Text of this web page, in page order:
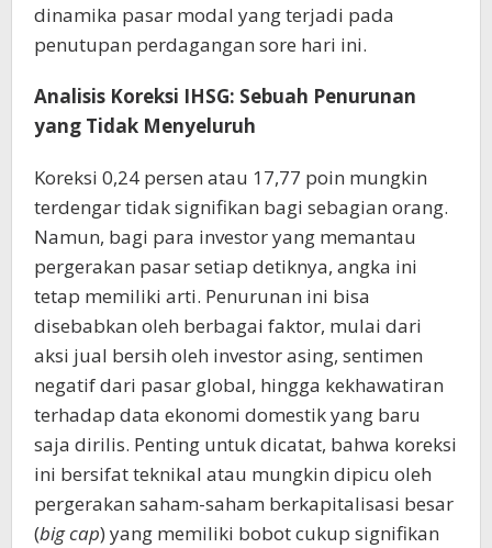
dinamika pasar modal yang terjadi pada
penutupan perdagangan sore hari ini.
Analisis Koreksi IHSG: Sebuah Penurunan
yang Tidak Menyeluruh
Koreksi 0,24 persen atau 17,77 poin mungkin
terdengar tidak signifikan bagi sebagian orang.
Namun, bagi para investor yang memantau
pergerakan pasar setiap detiknya, angka ini
tetap memiliki arti. Penurunan ini bisa
disebabkan oleh berbagai faktor, mulai dari
aksi jual bersih oleh investor asing, sentimen
negatif dari pasar global, hingga kekhawatiran
terhadap data ekonomi domestik yang baru
saja dirilis. Penting untuk dicatat, bahwa koreksi
ini bersifat teknikal atau mungkin dipicu oleh
pergerakan saham-saham berkapitalisasi besar
(big cap) yang memiliki bobot cukup signifikan